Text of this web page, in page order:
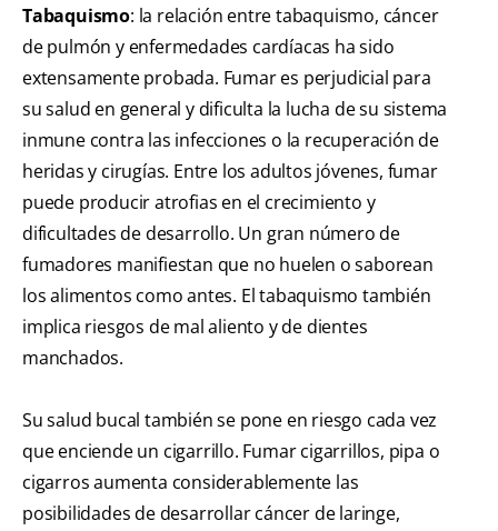
Tabaquismo: la relación entre tabaquismo, cáncer
de pulmón y enfermedades cardíacas ha sido
extensamente probada. Fumar es perjudicial para
su salud en general y dificulta la lucha de su sistema
inmune contra las infecciones o la recuperación de
heridas y cirugías. Entre los adultos jóvenes, fumar
puede producir atrofias en el crecimiento y
dificultades de desarrollo. Un gran número de
fumadores manifiestan que no huelen o saborean
los alimentos como antes. El tabaquismo también
implica riesgos de mal aliento y de dientes
manchados.
Su salud bucal también se pone en riesgo cada vez
que enciende un cigarrillo. Fumar cigarrillos, pipa o
cigarros aumenta considerablemente las
posibilidades de desarrollar cáncer de laringe,